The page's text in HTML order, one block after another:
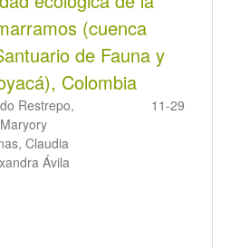
(cuenca
de Fauna y
Colombia
Restrepo,
Claudia
Ávila
11-29